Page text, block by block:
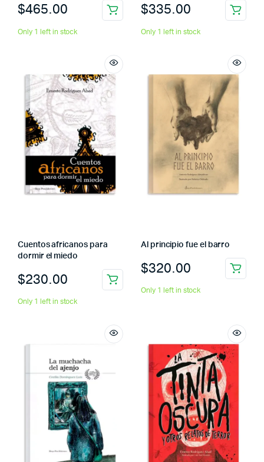
$465.00
Only 1 left in stock
$335.00
Only 1 left in stock
Cuentos africanos para
dormir el miedo
$230.00
Only 1 left in stock
Al principio fue el barro
$320.00
Only 1 left in stock